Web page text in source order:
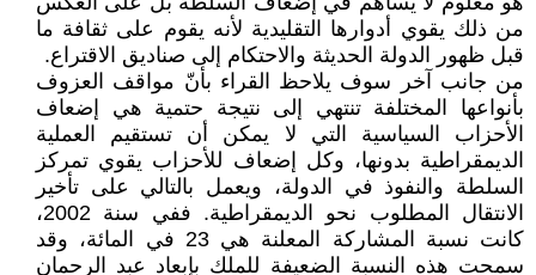
من ذلك يقوي أدوارها التقليدية لأنه يقوم على ثقافة ما
قبل ظهور الدولة الحديثة والاحتكام إلى صناديق الاقتراع.
من جانب آخر سوف يلاحظ القراء بأنّ مواقف العزوف
بأنواعها المختلفة تنتهي إلى نتيجة حتمية هي إضعاف
الأحزاب السياسية التي لا يمكن أن تستقيم العملية
الديمقراطية بدونها، وكل إضعاف للأحزاب يقوي تمركز
السلطة والنفوذ في الدولة، ويعمل بالتالي على تأخير
الانتقال المطلوب نحو الديمقراطية. ففي سنة 2002،
كانت نسبة المشاركة المعلنة هي 23 في المائة، وقد
سمحت هذه النسبة الضعيفة للملك بإبعاد عبد الرحمان